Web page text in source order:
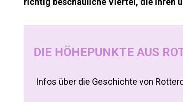
DIE HÖHEPUNKTE AUS
Infos über die Geschichte von